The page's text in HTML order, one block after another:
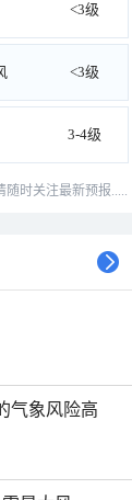
<3级
<3级
3-4级
时关注最新预报.....
气象风险高